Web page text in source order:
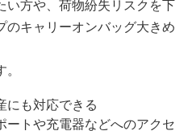
い方や、荷物紛失リスクを下
のキャリーオンバッグ大きめ
にも対応できる
トや充電器などへのアクセ